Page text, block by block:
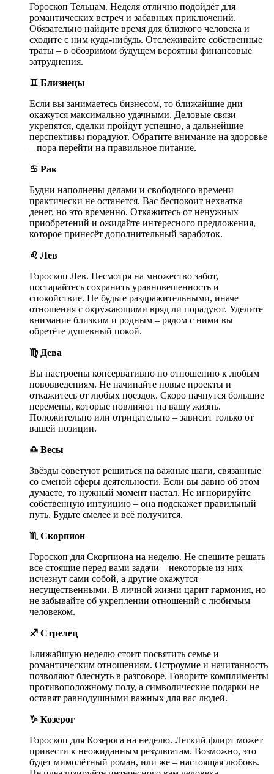
Гороскоп Тельцам. Неделя отлично подойдёт для
романтических встреч и забавных приключений.
Обязательно найдите время для близкого человека и
сходите с ним куда-нибудь. Отслеживайте собственные
траты – в обозримом будущем вероятны финансовые
затруднения.
♊ Близнецы
Если вы занимаетесь бизнесом, то ближайшие дни
окажутся максимально удачными. Деловые связи
укрепятся, сделки пройдут успешно, а дальнейшие
перспективы порадуют. Обратите внимание на здоровье
– пора перейти на правильное питание.
♋ Рак
Будни наполнены делами и свободного времени
практически не останется. Вас беспокоит нехватка
денег, но это временно. Откажитесь от ненужных
приобретений и ожидайте интересного предложения,
которое принесёт дополнительный заработок.
♌ Лев
Гороскоп Лев. Несмотря на множество забот,
постарайтесь сохранить уравновешенность и
спокойствие. Не будьте раздражительными, иначе
отношения с окружающими вряд ли порадуют. Уделите
внимание близким и родным – рядом с ними вы
обретёте душевный покой.
♍ Дева
Вы настроены консервативно по отношению к любым
нововведениям. Не начинайте новые проекты и
откажитесь от любых поездок. Скоро начнутся большие
перемены, которые повлияют на вашу жизнь.
Положительно или отрицательно – зависит только от
вашей позиции.
♎ Весы
Звёзды советуют решиться на важные шаги, связанные
со сменой сферы деятельности. Если вы давно об этом
думаете, то нужный момент настал. Не игнорируйте
собственную интуицию – она подскажет правильный
путь. Будьте смелее и всё получится.
♏ Скорпион
Гороскоп для Скорпиона на неделю. Не спешите решать
все стоящие перед вами задачи – некоторые из них
исчезнут сами собой, а другие окажутся
несущественными. В личной жизни царит гармония, но
не забывайте об укреплении отношений с любимым
человеком.
♐ Стрелец
Ближайшую неделю стоит посвятить семье и
романтическим отношениям. Остроумие и начитанность
позволяют блеснуть в разговоре. Говорите комплименты
противоположному полу, а символические подарки не
оставят равнодушными важных для вас людей.
♑ Козерог
Гороскоп для Козерога на неделю. Легкий флирт может
привести к неожиданным результатам. Возможно, это
будет мимолётный роман, или же – настоящая любовь.